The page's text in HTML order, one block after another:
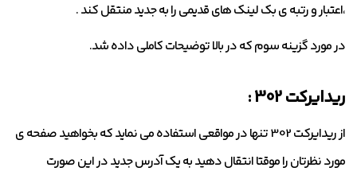
،اعتبار و رتبه ی بک لینک های قدیمی را به جدید منتقل کند .
در مورد گزینه سوم که در بالا توضیحات کاملی داده شد.
ریدایرکت 302 :
از ریدایرکت 302 تنها در مواقعی استفاده می نماید که بخواهید صفحه ی
مورد نظرتان را موقتا انتقال دهید به یک آدرس جدید در این صورت